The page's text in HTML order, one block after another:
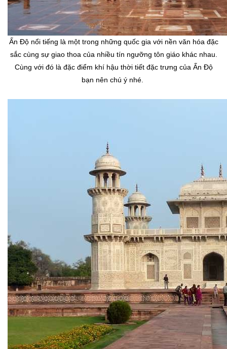
Ấn Độ nổi tiếng là một trong những quốc gia với nền văn hóa đặc
sắc cùng sự giao thoa của nhiều tín ngưỡng tôn giáo khác nhau.
Cùng với đó là đặc điểm khí hậu thời tiết đặc trưng của Ấn Độ
bạn nên chú ý nhé.